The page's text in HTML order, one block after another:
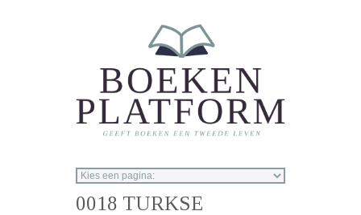
0018 TURKSE